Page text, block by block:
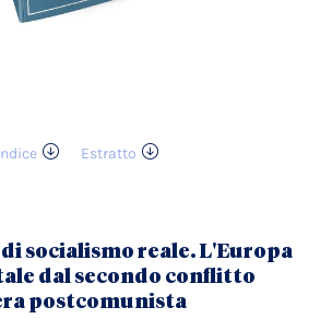
Estratto
socialismo reale. L'Europa
dal secondo conflitto
postcomunista